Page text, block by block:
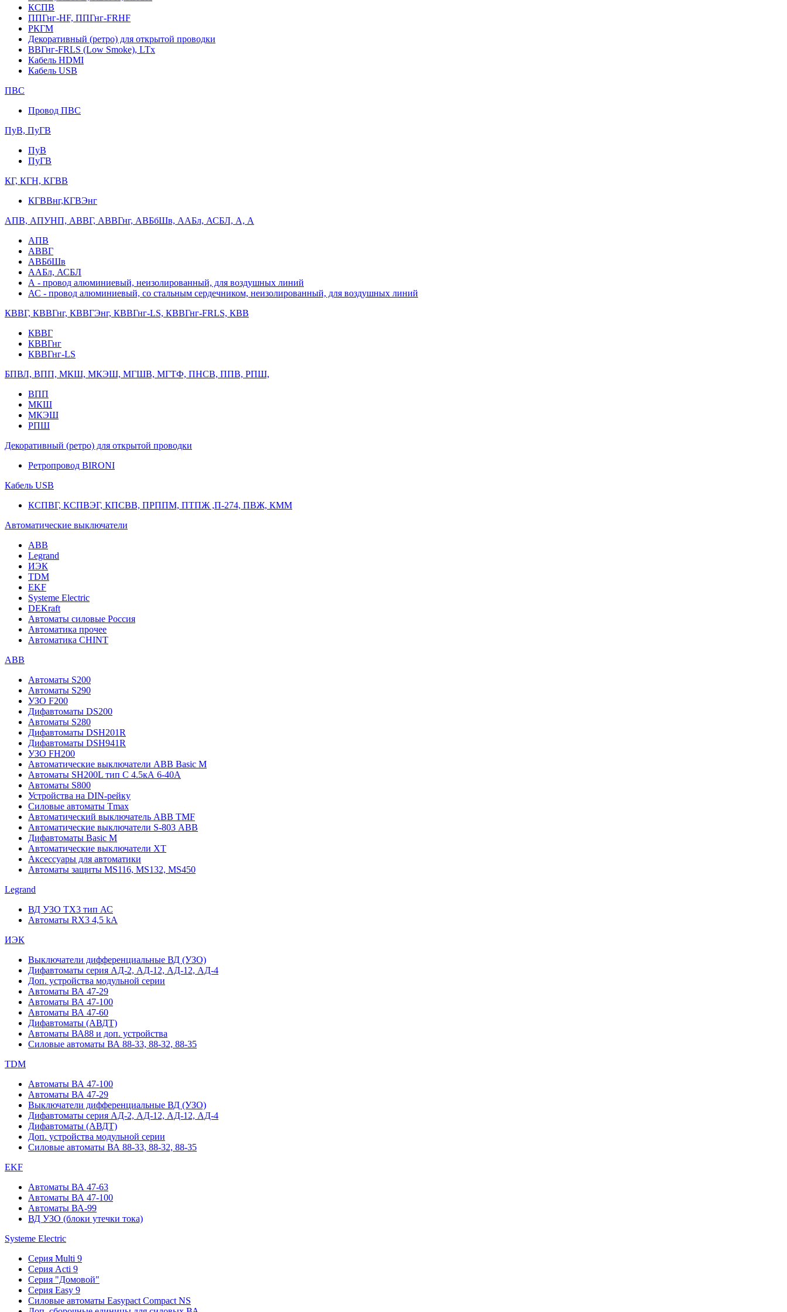
КСПВ
ППГнг-HF, ППГнг-FRHF
РКГМ
Декоративный (ретро) для открытой проводки
ВВГнг-FRLS (Low Smoke), LTx
Кабель HDMI
Кабель USB
ПВС
Провод ПВС
ПуВ, ПуГВ
ПуВ
ПуГВ
КГ, КГН, КГВВ
КГВВнг,КГВЭнг
АПВ, АПУНП, АВВГ, АВВГнг, АВБбШв, ААБл, АСБЛ, А, А
АПВ
АВВГ
АВБбШв
ААБл, АСБЛ
А - провод алюминиевый, неизолированный, для воздушных линий
АС - провод алюминиевый, со стальным сердечником, неизолированный, для воздушных линий
КВВГ, КВВГнг, КВВГЭнг, КВВГнг-LS, КВВГнг-FRLS, КВВ
КВВГ
КВВГнг
КВВГнг-LS
БПВЛ, ВПП, МКШ, МКЭШ, МГШВ, МГТФ, ПНСВ, ППВ, РПШ,
ВПП
МКШ
МКЭШ
РПШ
Декоративный (ретро) для открытой проводки
Ретропровод BIRONI
Кабель USB
КСПВГ, КСПВЭГ, КПСВВ, ПРППМ, ПТПЖ ,П-274, ПВЖ, КММ
Автоматические выключатели
ABB
Legrand
ИЭК
TDM
EKF
Systeme Electric
DEKraft
Автоматы силовые Россия
Автоматика прочее
Автоматика CHINT
ABB
Автоматы S200
Автоматы S290
УЗО F200
Дифавтоматы DS200
Автоматы S280
Дифавтоматы DSH201R
Дифавтоматы DSH941R
УЗО FH200
Автоматические выключатели ABB Basic M
Автоматы SH200L тип С 4.5кА 6-40А
Автоматы S800
Устройства на DIN-рейку
Силовые автоматы Tmax
Автоматический выключатель ABB TMF
Автоматические выключатели S-803 АВВ
Дифавтоматы Basic M
Автоматические выключатели XT
Аксессуары для автоматики
Автоматы защиты MS116, MS132, MS450
Legrand
ВД УЗО TX3 тип АС
Автоматы RX3 4,5 kA
ИЭК
Выключатели дифференциальные ВД (УЗО)
Дифавтоматы серия АД-2, АД-12, АД-12, АД-4
Доп. устройства модульной серии
Автоматы ВА 47-29
Автоматы ВА 47-100
Автоматы ВА 47-60
Дифавтоматы (АВДТ)
Автоматы ВА88 и доп. устройства
Силовые автоматы ВА 88-33, 88-32, 88-35
TDM
Автоматы ВА 47-100
Автоматы ВА 47-29
Выключатели дифференциальные ВД (УЗО)
Дифавтоматы серия АД-2, АД-12, АД-12, АД-4
Дифавтоматы (АВДТ)
Доп. устройства модульной серии
Силовые автоматы ВА 88-33, 88-32, 88-35
EKF
Автоматы ВА 47-63
Автоматы ВА 47-100
Автоматы ВА-99
ВД УЗО (блоки утечки тока)
Systeme Electric
Серия Multi 9
Серия Acti 9
Серия "Домовой"
Серия Easy 9
Силовые автоматы Easypact Compact NS